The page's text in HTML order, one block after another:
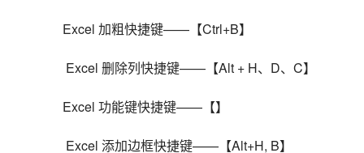
Excel 加粗快捷键——【Ctrl+B】
Excel 删除列快捷键——【Alt + H、D、C】
Excel 功能键快捷键——【】
Excel 添加边框快捷键——【Alt+H, B】